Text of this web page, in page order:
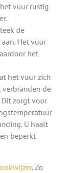
vuur rustig
de
Het vuur
het
het vuur zich
verbranden de
zorgt voor
U haalt
beperkt
. Zo